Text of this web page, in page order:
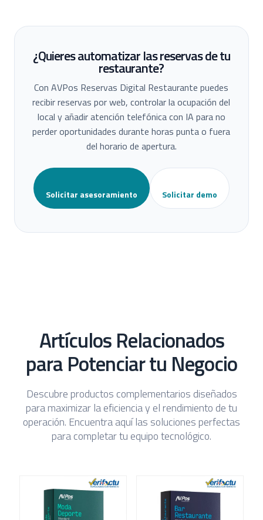
¿Quieres automatizar las reservas de tu
restaurante?
Con AVPos Reservas Digital Restaurante puedes
recibir reservas por web, controlar la ocupación del
local y añadir atención telefónica con IA para no
perder oportunidades durante horas punta o fuera
del horario de apertura.
Solicitar asesoramiento Solicitar demo
Artículos Relacionados
para Potenciar tu Negocio
Descubre productos complementarios diseñados
para maximizar la eficiencia y el rendimiento de tu
operación. Encuentra aquí las soluciones perfectas
para completar tu equipo tecnológico.